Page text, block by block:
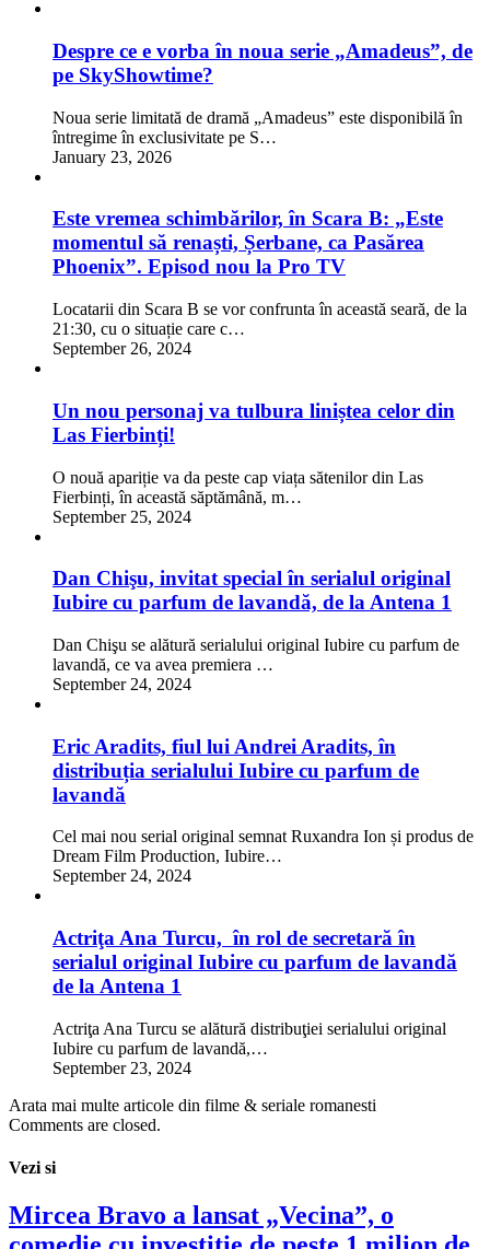
Despre ce e vorba în noua serie „Amadeus”, de
pe SkyShowtime?
Noua serie limitată de dramă „Amadeus” este disponibilă în
întregime în exclusivitate pe S…
January 23, 2026
Este vremea schimbărilor, în Scara B: „Este
momentul să renaști, Șerbane, ca Pasărea
Phoenix”. Episod nou la Pro TV
Locatarii din Scara B se vor confrunta în această seară, de la
21:30, cu o situație care c…
September 26, 2024
Un nou personaj va tulbura liniștea celor din
Las Fierbinți!
O nouă apariție va da peste cap viața sătenilor din Las
Fierbinți, în această săptămână, m…
September 25, 2024
Dan Chişu, invitat special în serialul original
Iubire cu parfum de lavandă, de la Antena 1
Dan Chişu se alătură serialului original Iubire cu parfum de
lavandă, ce va avea premiera …
September 24, 2024
Eric Aradits, fiul lui Andrei Aradits, în
distribuția serialului Iubire cu parfum de
lavandă
Cel mai nou serial original semnat Ruxandra Ion și produs de
Dream Film Production, Iubire…
September 24, 2024
Actriţa Ana Turcu, în rol de secretară în
serialul original Iubire cu parfum de lavandă
de la Antena 1
Actriţa Ana Turcu se alătură distribuţiei serialului original
Iubire cu parfum de lavandă,…
September 23, 2024
Arata mai multe articole din filme & seriale romanesti
Comments are closed.
Vezi si
Mircea Bravo a lansat „Vecina”, o